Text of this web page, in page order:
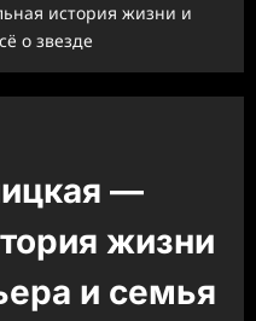
история жизни и
о звезде
—
жизни
и семья